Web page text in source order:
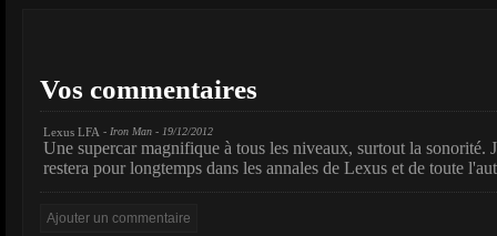
Vos commentaires
Lexus LFA - Iron Man - 19/12/2012
Une supercar magnifique à tous les niveaux, surtout la sonorité.
restera pour longtemps dans les annales de Lexus et de toute